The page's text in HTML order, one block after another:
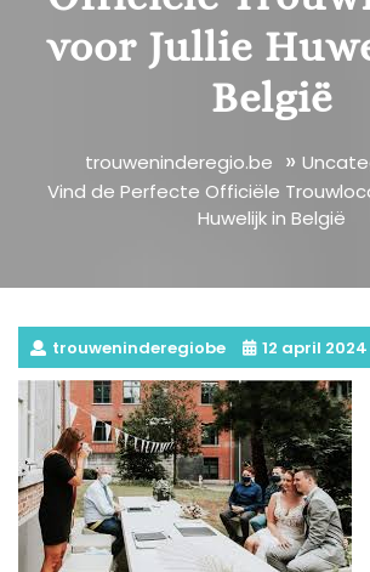
voor Jullie
België
trouweninderegio.be »
Vind de Perfecte Officiële
Huwelijk in België
trouweninderegiobe 12 april 2024